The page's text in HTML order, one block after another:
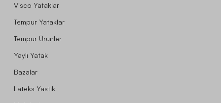
Visco Yataklar
Tempur Yataklar
Tempur Ürünler
Yaylı Yatak
Bazalar
Lateks Yastık